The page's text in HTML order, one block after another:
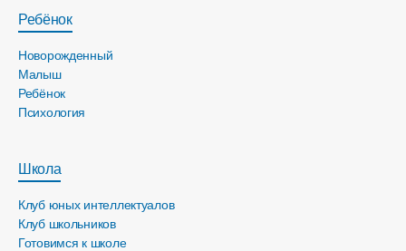
Ребёнок
Новорожденный
Малыш
Ребёнок
Психология
Школа
Клуб юных интеллектуалов
Клуб школьников
Готовимся к школе